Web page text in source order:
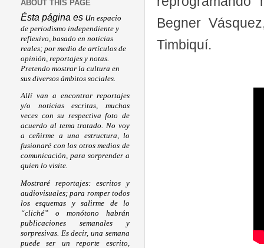
Begner
Timbiquí.
ABOUT THIS PAGE
Ésta página es un espacio
de periodismo independiente y
reflexivo, basado en noticias
reales; por medio de artículos de
opinión, reportajes y notas.
Pretendo mostrar la cultura en
sus diversos ámbitos sociales.
Allí van a encontrar reportajes
y/o noticias escritas, muchas
veces con su respectiva foto de
acuerdo al tema tratado. No voy
a ceñirme a una estructura, lo
fusionaré con los otros medios de
comunicación, para sorprender a
quien lo visite.
Mostraré reportajes: escritos y
audiovisuales; para romper todos
los esquemas y salirme de lo
“cliché” o monótono habrán
publicaciones semanales y
sorpresivas. Es decir, una semana
puede ser un reporte escrito,